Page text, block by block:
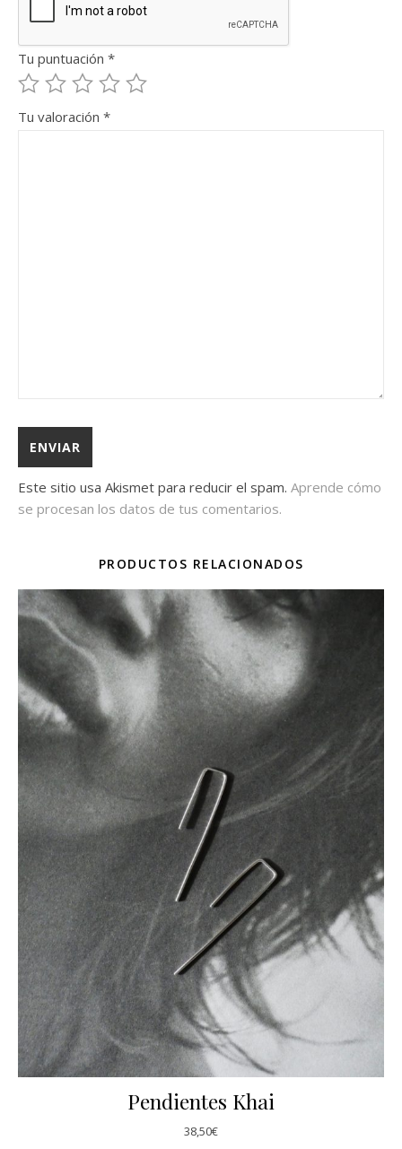
Tu puntuación *
Tu valoración *
Este sitio usa Akismet para reducir el spam. Aprende cómo
se procesan los datos de tus comentarios.
PRODUCTOS RELACIONADOS
Pendientes Khai
38,50€